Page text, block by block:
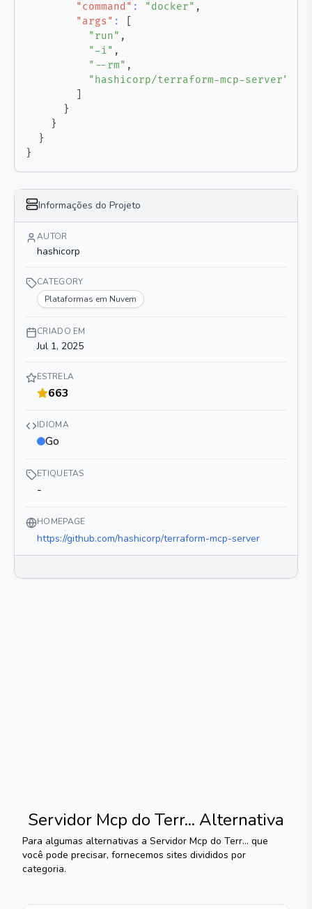
"command" : "docker" ,
"args" :
"run" ,
"-i" ,
"--rm" ,
"hashicorp/terraform-mcp-server"
}
}
}
}
Informações do Projeto
AUTOR
hashicorp
CATEGORY
Plataformas em Nuvem
CRIADO EM
Jul 1, 2025
ESTRELA
663
IDIOMA
Go
ETIQUETAS
-
HOMEPAGE
https://github.com/hashicorp/terraform-mcp-server
Servidor Mcp do Terr... Alternativa
Para algumas alternativas a Servidor Mcp do Terr... que
você pode precisar, fornecemos sites divididos por
categoria.